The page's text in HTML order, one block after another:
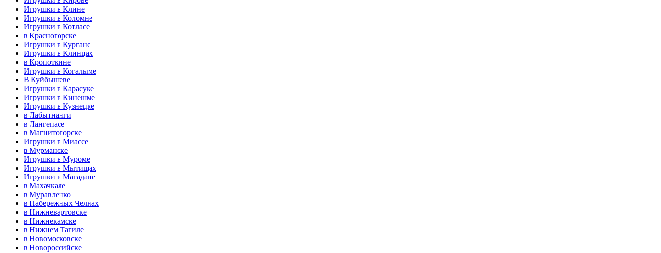
Игрушки в Клине
Игрушки в Коломне
Игрушки в Котласе
в Красногорске
Игрушки в Кургане
Игрушки в Клинцах
в Кропоткине
Игрушки в Когалыме
В Куйбышеве
Игрушки в Карасуке
Игрушки в Кинешме
Игрушки в Кузнецке
в Лабытнанги
в Лангепасе
в Магнитогорске
Игрушки в Миассе
в Мурманске
Игрушки в Муроме
Игрушки в Мытищах
Игрушки в Магадане
в Махачкале
в Муравленко
в Набережных Челнах
в Нижневартовске
в Нижнекамске
в Нижнем Тагиле
в Новомосковске
в Новороссийске